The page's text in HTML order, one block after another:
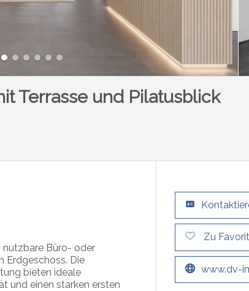
Terrasse und Pilatusblick
nutzbare Büro- oder
Erdgeschoss. Die
bieten ideale
und einen starken ersten
Zu
www.dv-